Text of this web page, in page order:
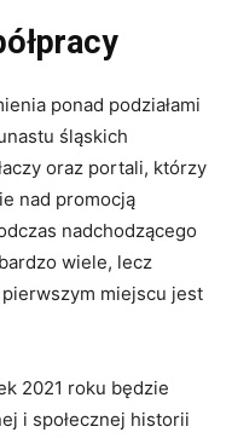
ponad podziałami
śląskich
oraz portali, którzy
nad promocją
nadchodzącego
wiele, lecz
miejscu jest
2021 roku będzie
i społecznej historii